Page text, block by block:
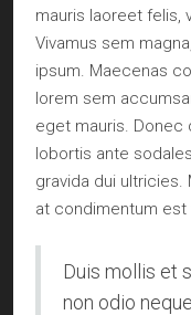
mauris laoreet felis,
Vivamus sem
ipsum. Maecenas
lorem sem
eget mauris. Donec
lobortis ante
gravida dui ultricies.
at condimentum est
Duis mollis et
non odio